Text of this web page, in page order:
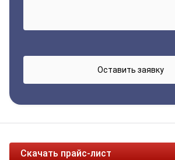
Скачать прайс-лист